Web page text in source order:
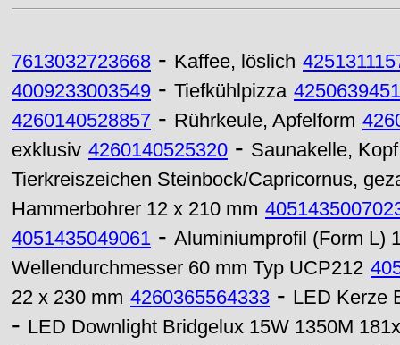
7613032723668 - Kaffee, löslich
4009233003549 - Tiefkühlpizza
4260140528857 - Rührkeule, Apfelform
exklusiv 4260140525320 - Saunakelle,
Tierkreiszeichen Steinbock/Capricornus,
Hammerbohrer 12 x 210 mm
4051435049061 - Aluminiumprofil (Form L)
Wellendurchmesser 60 mm Typ UCP212
22 x 230 mm 4260365564333 - LED Kerze
- LED Downlight Bridgelux 15W 1350M